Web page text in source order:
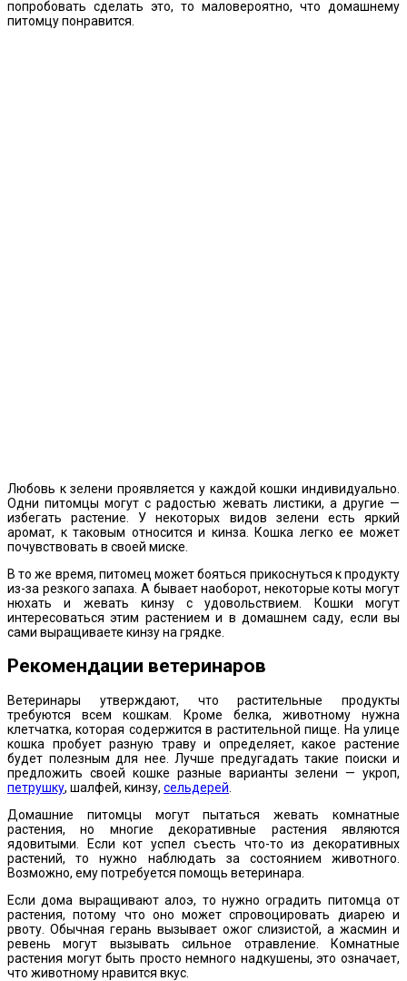
попробовать сделать это, то маловероятно, что домашнему
питомцу понравится.
Любовь к зелени проявляется у каждой кошки индивидуально.
Одни питомцы могут с радостью жевать листики, а другие —
избегать растение. У некоторых видов зелени есть яркий
аромат, к таковым относится и кинза. Кошка легко ее может
почувствовать в своей миске.
В то же время, питомец может бояться прикоснуться к продукту
из-за резкого запаха. А бывает наоборот, некоторые коты могут
нюхать и жевать кинзу с удовольствием. Кошки могут
интересоваться этим растением и в домашнем саду, если вы
сами выращиваете кинзу на грядке.
Рекомендации ветеринаров
Ветеринары утверждают, что растительные продукты
требуются всем кошкам. Кроме белка, животному нужна
клетчатка, которая содержится в растительной пище. На улице
кошка пробует разную траву и определяет, какое растение
будет полезным для нее. Лучше предугадать такие поиски и
предложить своей кошке разные варианты зелени — укроп,
петрушку, шалфей, кинзу, сельдерей
Домашние питомцы могут пытаться жевать комнатные
растения, но многие декоративные растения являются
ядовитыми. Если кот успел съесть что-то из декоративных
растений, то нужно наблюдать за состоянием животного.
Возможно, ему потребуется помощь ветеринара.
Если дома выращивают алоэ, то нужно оградить питомца от
растения, потому что оно может спровоцировать диарею и
рвоту. Обычная герань вызывает ожог слизистой, а жасмин и
ревень могут вызывать сильное отравление. Комнатные
растения могут быть просто немного надкушены, это означает,
что животному нравится вкус.